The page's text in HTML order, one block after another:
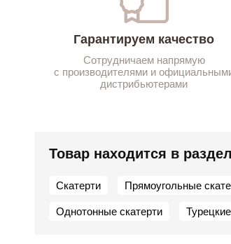
Гарантируем качество
Сотрудничаем напрямую
с производителями и
дистрибьютерами
Товар находится в
Скатерти Прямоугольные
Однотонные скатерти